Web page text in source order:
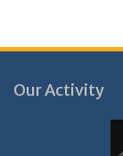
Our Activity